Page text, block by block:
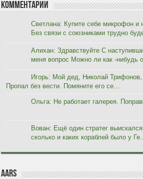
Комментарии
Светлана: Купите себе микрофон и
Без связи с союзниками трудно
Алихан: Здравствуйте С
меня вопрос Можно ли как -нибудь
Игорь: Мой дед, Николай
Пропал без вести. Помяните его се...
Ольга: Не работает галерея.
Вован: Ещё один стратег
сколько и каких кораблей было у
AARs